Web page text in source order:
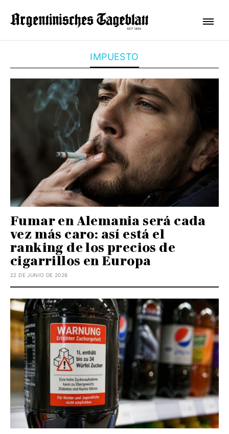
IMPUESTO
Fumar en Alemania será cada
vez más caro: así está el
ranking de los precios de
cigarrillos en Europa
22 DE JUNIO DE 2026